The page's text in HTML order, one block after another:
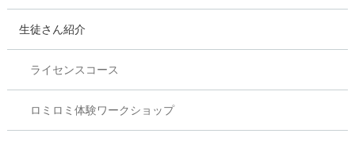
生徒さん紹介
ライセンスコース
ロミロミ体験ワークショップ